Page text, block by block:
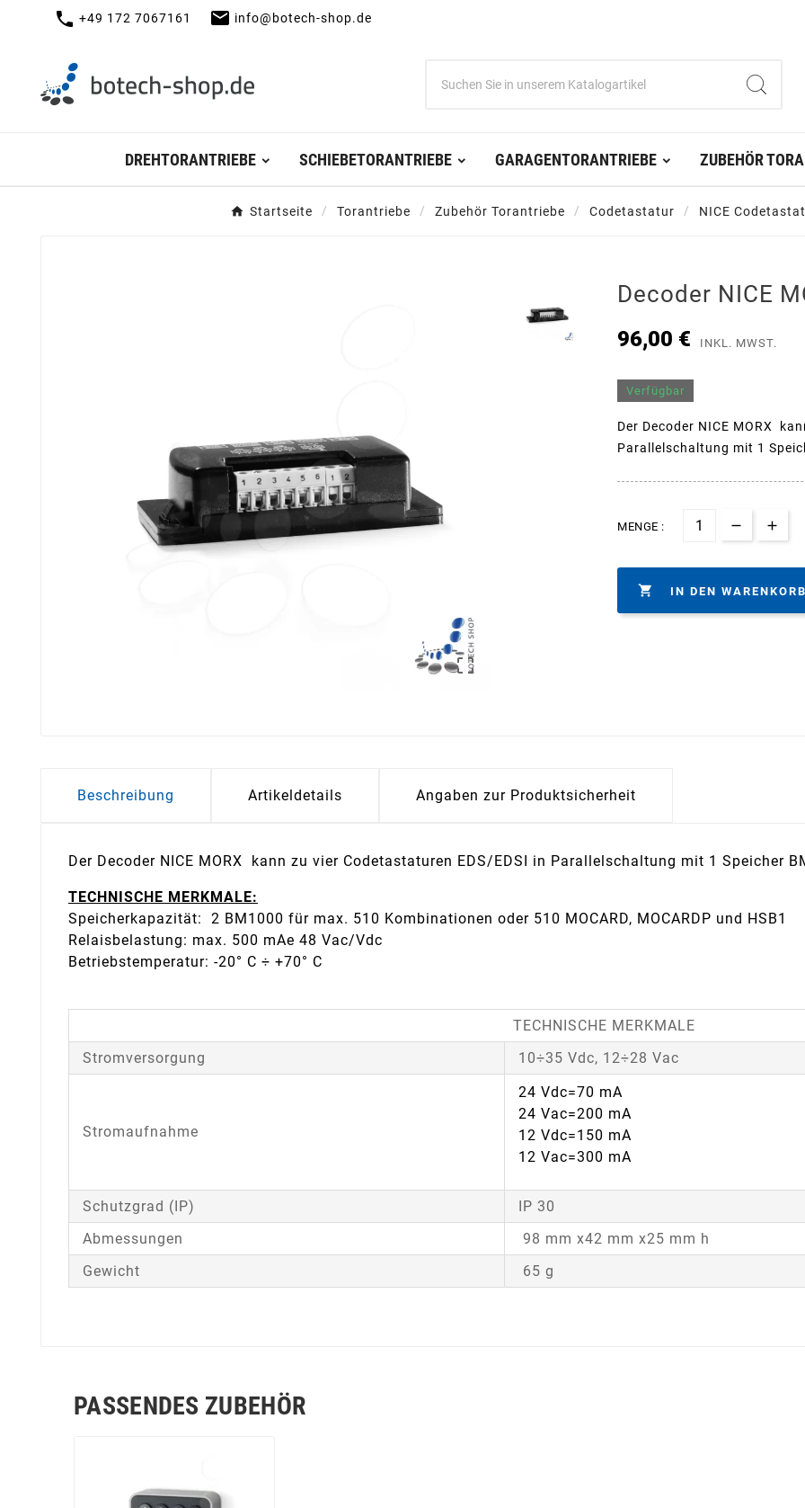
call +49 172 7067161 mail info@botech-shop.de
DREHTORANTRIEBE SCHIEBETORANTRIEBE GARAGENTORANTRIEBE ZUBEHÖR
Startseite Torantriebe Zubehör Torantriebe Codetastatur NICE

Decoder NICE
96,00 € INKL. MWST.
Verfügbar
Der Decoder NICE MORX
Parallelschaltung mit 1
MENGE :
 IN DEN
Beschreibung Artikeldetails Angaben zur Produktsicherheit
Der Decoder NICE MORX kann zu vier Codetastaturen EDS/EDSI in Parallelschaltung mit 1 Speicher
TECHNISCHE MERKMALE:
Speicherkapazität: 2 BM1000 für max. 510 Kombinationen oder 510 MOCARD, MOCARDP und HSB1
Relaisbelastung: max. 500 mAe 48 Vac/Vdc
Betriebstemperatur: -20° C ÷ +70° C
TECHNISCHE MERKMALE
Stromversorgung
10÷35 Vdc, 12÷28 Vac
Stromaufnahme
24 Vdc=70 mA
24 Vac=200 mA
12 Vdc=150 mA
12 Vac=300 mA
Schutzgrad (IP)
IP 30
Abmessungen
98 mm x42 mm x25 mm h
Gewicht
65 g
PASSENDES ZUBEHÖR